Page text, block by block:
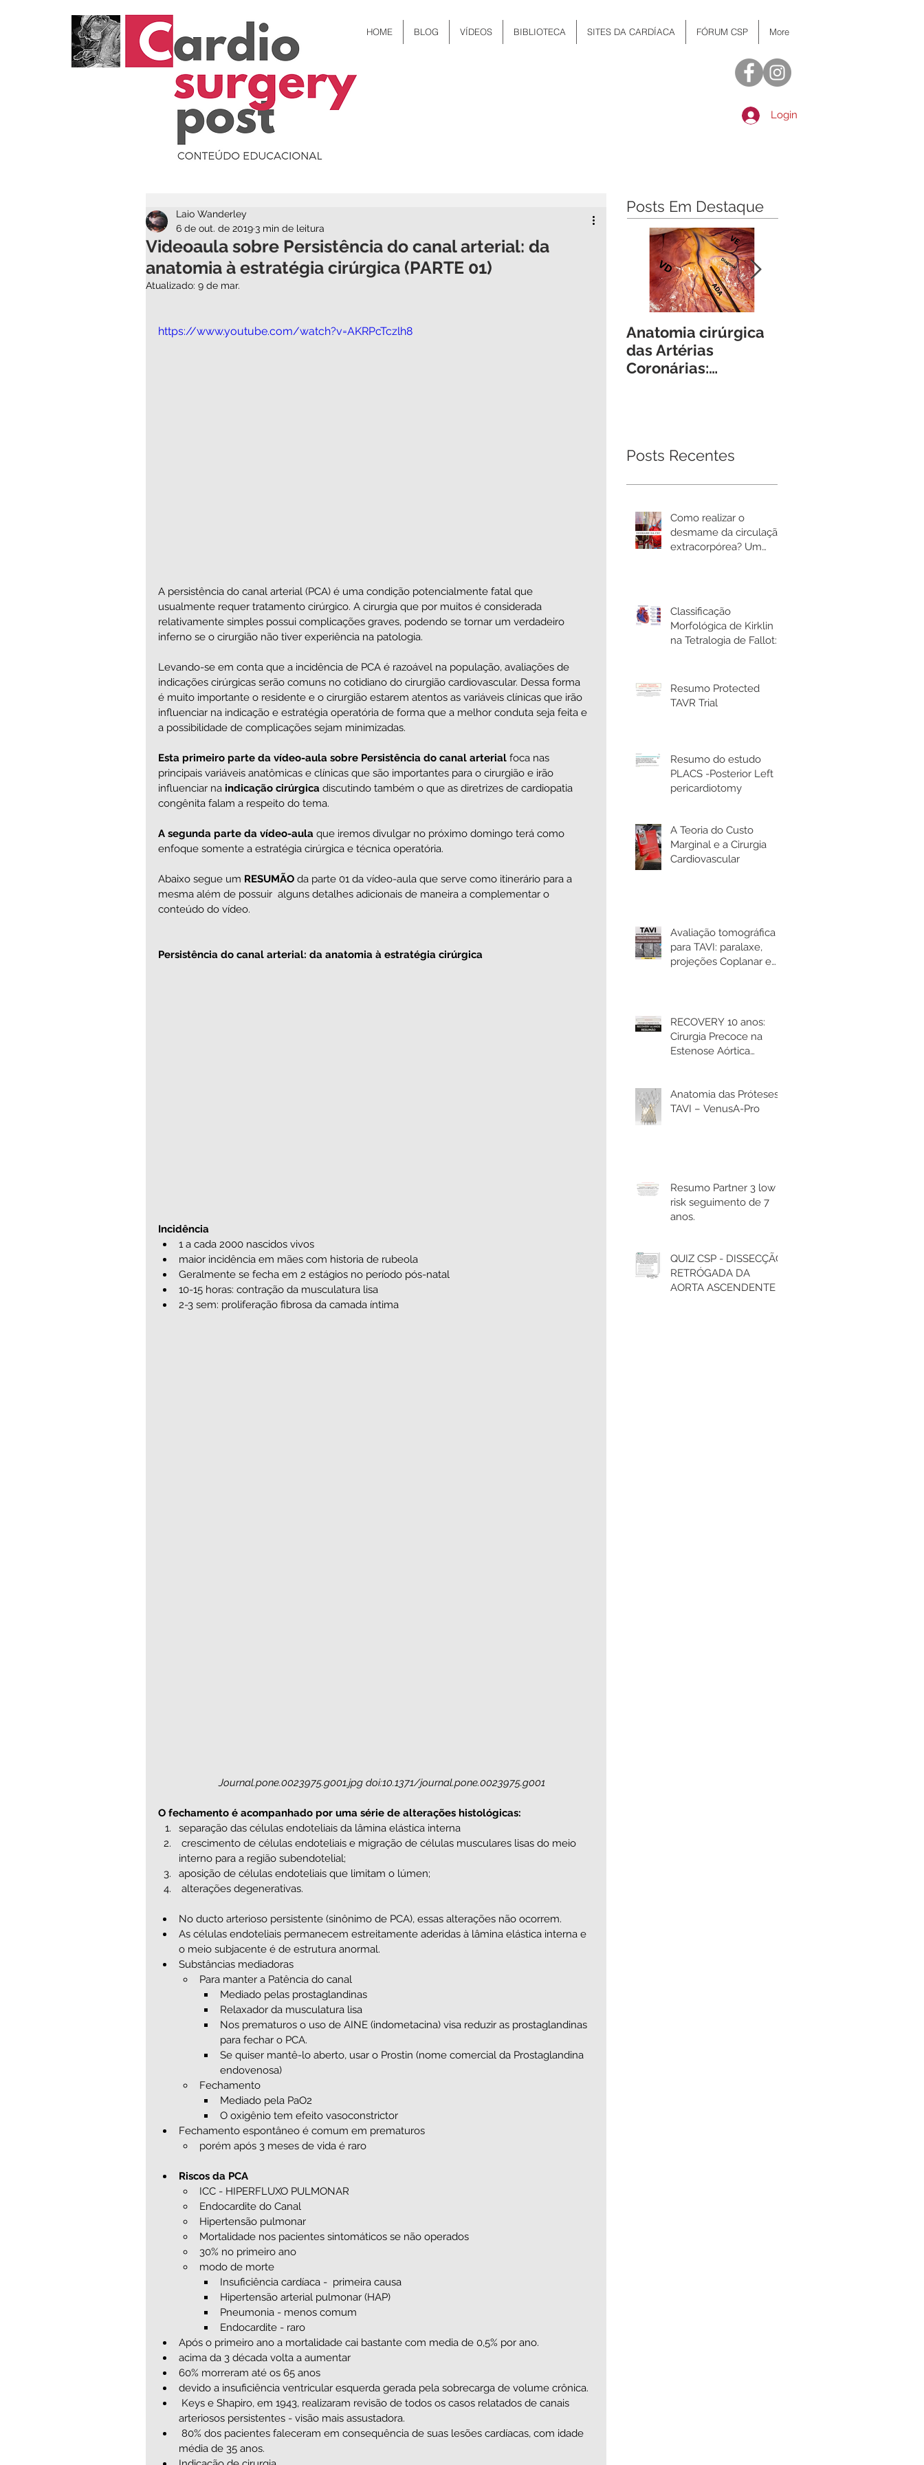
HOME BLOG VÍDEOS BIBLIOTECA SITES DA CARDÍACA FÓRUM CSP More
Login
Videoaula sobre Persistência do canal arterial: da
anatomia à estratégia cirúrgica (PARTE 01)
Laio Wanderley
6 de out. de 20193 min de leitura
Atualizado: 9 de mar.
https://www.youtube.com/watch?v=AKRPcTczlh8
A persistência do canal arterial (PCA) é uma condição potencialmente fatal que
usualmente requer tratamento cirúrgico. A cirurgia que por muitos é considerada
relativamente simples possui complicações graves, podendo se tornar um verdadeiro
inferno se o cirurgião não tiver experiência na patologia.
Levando-se em conta que a incidência de PCA é razoável na população, avaliações de
indicações cirúrgicas serão comuns no cotidiano do cirurgião cardiovascular. Dessa forma
é muito importante o residente e o cirurgião estarem atentos as variáveis clínicas que irão
influenciar na indicação e estratégia operatória de forma que a melhor conduta seja feita e
a possibilidade de complicações sejam minimizadas.
Esta primeiro parte da vídeo-aula sobre Persistência do canal arterial foca nas
principais variáveis anatômicas e clínicas que são importantes para o cirurgião e irão
influenciar na indicação cirúrgica discutindo também o que as diretrizes de cardiopatia
congênita falam a respeito do tema.
A segunda parte da vídeo-aula que iremos divulgar no próximo domingo terá como
enfoque somente a estratégia cirúrgica e técnica operatória.
Abaixo segue um RESUMÃO da parte 01 da vídeo-aula que serve como itinerário para a
mesma além de possuir  alguns detalhes adicionais de maneira a complementar o
conteúdo do vídeo.
Persistência do canal arterial: da anatomia à estratégia cirúrgica
Incidência
1 a cada 2000 nascidos vivos
maior incidência em mães com historia de rubeola
Geralmente se fecha em 2 estágios no período pós-natal
10-15 horas: contração da musculatura lisa
2-3 sem: proliferação fibrosa da camada íntima
  Journal.pone.0023975.g001.jpg doi:10.1371/journal.pone.0023975.g001
O fechamento é acompanhado por uma série de alterações histológicas:
separação das células endoteliais da lâmina elástica interna
interno para a região subendotelial;
aposição de células endoteliais que limitam o lúmen;
alterações degenerativas.
No ducto arterioso persistente (sinônimo de PCA), essas alterações não ocorrem.
As células endoteliais permanecem estreitamente aderidas à lâmina elástica interna e
o meio subjacente é de estrutura anormal.
Substâncias mediadoras
Para manter a Patência do canal
Mediado pelas prostaglandinas
Relaxador da musculatura lisa
Nos prematuros o uso de AINE (indometacina) visa reduzir as prostaglandinas
para fechar o PCA.
Se quiser mantê-lo aberto, usar o Prostin (nome comercial da Prostaglandina
endovenosa)
Fechamento
Mediado pela PaO2
O oxigênio tem efeito vasoconstrictor
Fechamento espontâneo é comum em prematuros
porém após 3 meses de vida é raro
Riscos da PCA
ICC - HIPERFLUXO PULMONAR
Endocardite do Canal
Hipertensão pulmonar
Mortalidade nos pacientes sintomáticos se não operados
30% no primeiro ano
modo de morte
Insuficiência cardíaca -  primeira causa
Hipertensão arterial pulmonar (HAP)
Pneumonia - menos comum
Endocardite - raro
Após o primeiro ano a mortalidade cai bastante com media de 0,5% por ano.
acima da 3 década volta a aumentar
60% morreram até os 65 anos
devido a insuficiência ventricular esquerda gerada pela sobrecarga de volume crônica.
arteriosos persistentes - visão mais assustadora.
média de 35 anos.
Posts Em Destaque
Anatomia cirúrgica
das Artérias
Coronárias:
Posts Recentes
Como realizar o
desmame da circulação
extracorpórea? Um
Classificação
Morfológica de Kirklin
na Tetralogia de Fallot: o
Resumo Protected
TAVR Trial
Resumo do estudo
PLACS -Posterior Left
pericardiotomy
A Teoria do Custo
Marginal e a Cirurgia
Cardiovascular
Avaliação tomográfica
para TAVI: paralaxe,
projeções Coplanar e
RECOVERY 10 anos:
Cirurgia Precoce na
Estenose Aórtica
Anatomia das Próteses
TAVI – VenusA-Pro
Resumo Partner 3 low
risk seguimento de 7
anos.
QUIZ CSP - DISSECÇÃO
RETRÓGADA DA
AORTA ASCENDENTE E